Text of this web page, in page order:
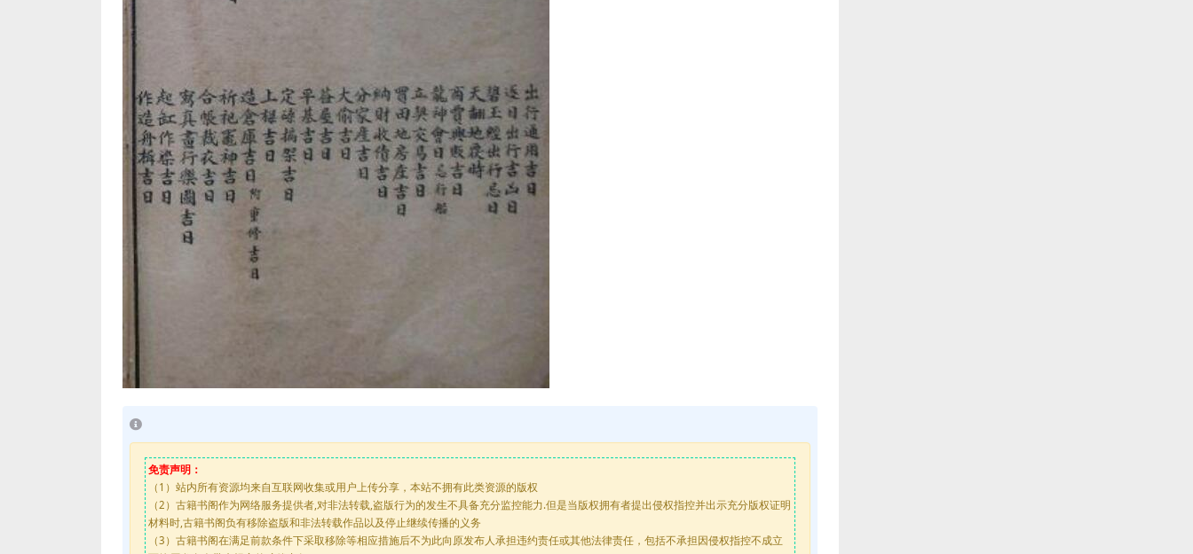
免责声明：
（1）站内所有资源均来自互联网收集或用户上传分享，本站不拥有此类资源的版权
（2）古籍书阁作为网络服务提供者,对非法转载,盗版行为的发生不具备充分监控能力.但是当版权拥有者提出侵权指控并出示充分版权证明
材料时,古籍书阁负有移除盗版和非法转载作品以及停止继续传播的义务
（3）古籍书阁在满足前款条件下采取移除等相应措施后不为此向原发布人承担违约责任或其他法律责任，包括不承担因侵权指控不成立